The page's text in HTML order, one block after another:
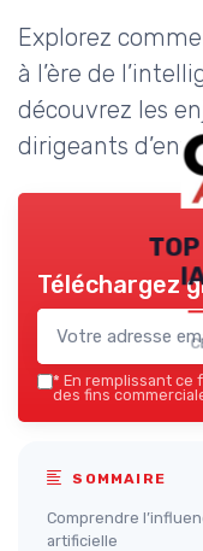
Explorez
à l’ère de
découvrez les
dirigeants
Téléchargez
* En remplissant ce
des fins
SOMMAIRE
Comprendre
artificielle